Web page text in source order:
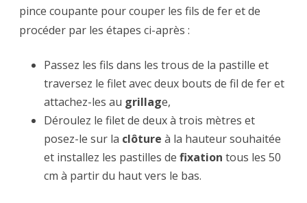
pince coupante pour couper les fils de fer et de
procéder par les étapes ci-après :
Passez les fils dans les trous de la pastille et
traversez le filet avec deux bouts de fil de fer et
attachez-les au grillage,
Déroulez le filet de deux à trois mètres et
posez-le sur la clôture à la hauteur souhaitée
et installez les pastilles de fixation tous les 50
cm à partir du haut vers le bas.